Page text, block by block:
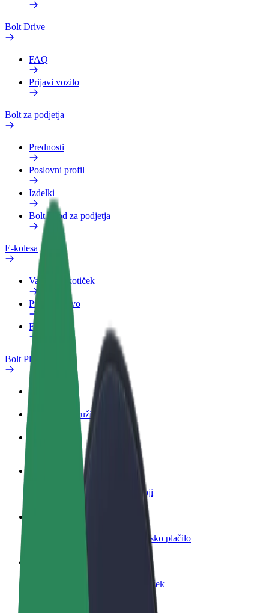
Bolt Drive
FAQ
Prijavi vozilo
Bolt za podjetja
Prednosti
Poslovni profil
Izdelki
Bolt Food za podjetja
E-kolesa
Varnostni kotiček
Prijavi težavo
FAQ
Bolt Plus
Kako se pridružiti
Zasluži denar pod svojimi pogoji
Dostavljaj hrano in prejmi tedensko plačilo
Dosezi več strank in zvišaj zaslužek